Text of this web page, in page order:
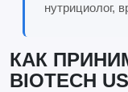
нутрициолог,
КАК
BIOTECH